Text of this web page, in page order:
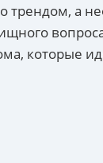
трендом, а
которые